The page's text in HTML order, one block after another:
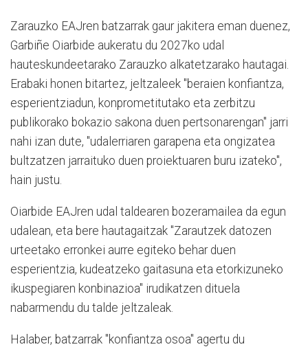
Zarauzko EAJren batzarrak gaur jakitera eman duenez,
Garbiñe Oiarbide aukeratu du 2027ko udal
hauteskundeetarako Zarauzko alkatetzarako hautagai.
Erabaki honen bitartez, jeltzaleek "beraien konfiantza,
esperientziadun, konprometitutako eta zerbitzu
publikorako bokazio sakona duen pertsonarengan" jarri
nahi izan dute, "udalerriaren garapena eta ongizatea
bultzatzen jarraituko duen proiektuaren buru izateko",
hain justu.
Oiarbide EAJren udal taldearen bozeramailea da egun
udalean, eta bere hautagaitzak "Zarautzek datozen
urteetako erronkei aurre egiteko behar duen
esperientzia, kudeatzeko gaitasuna eta etorkizuneko
ikuspegiaren konbinazioa" irudikatzen dituela
nabarmendu du talde jeltzaleak.
Halaber, batzarrak "konfiantza osoa" agertu du